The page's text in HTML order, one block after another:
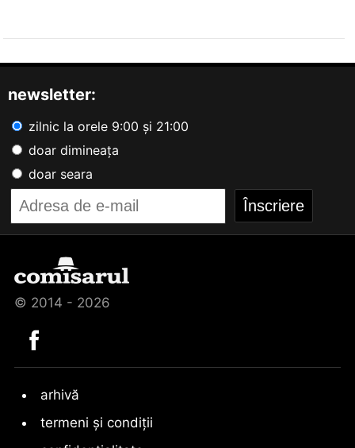
newsletter:
zilnic la orele 9:00 și 21:00
doar dimineața
doar seara
© 2014 - 2026
arhivă
termeni și condiții